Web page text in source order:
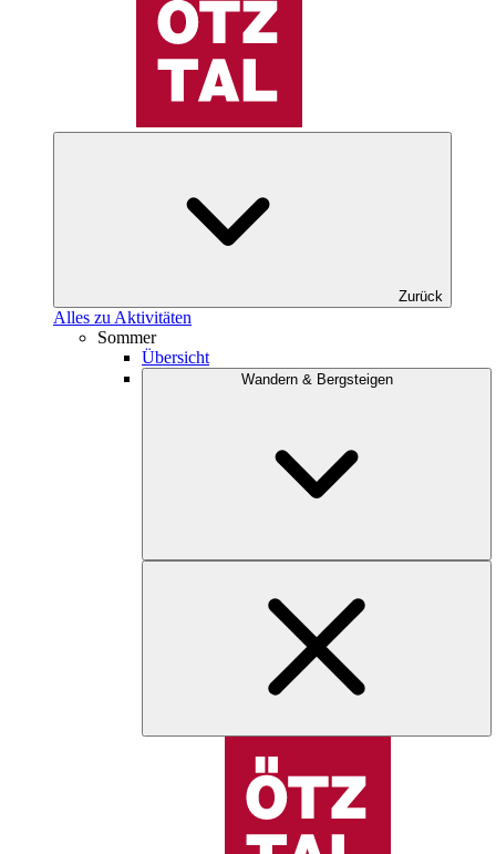
Zurück
Alles zu Aktivitäten
Sommer
Übersicht
Wandern & Bergsteigen